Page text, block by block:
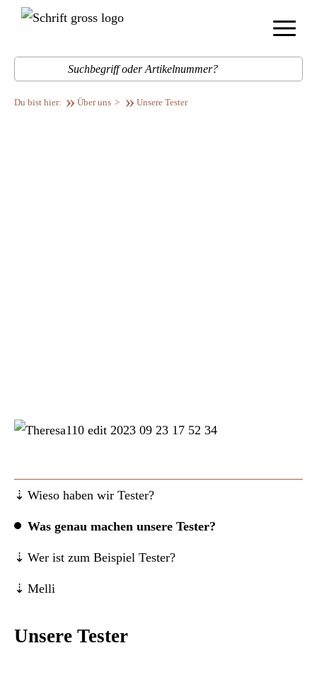
Menü
Über uns Unsere Tester
Wieso haben wir Tester?
Was genau machen unsere Tester?
Wer ist zum Beispiel Tester?
Melli
Unsere Tester